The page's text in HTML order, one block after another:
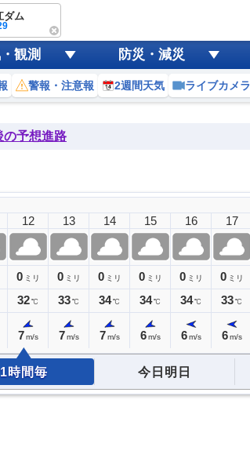
ダム
観測 防災・減災
警報・注意報 2週間天気 ライブカメラ
の予想進路
12
0 ミリ
32℃
7 m/s
13
0 ミリ
33℃
7 m/s
14
0 ミリ
34℃
7 m/s
15
0 ミリ
34℃
6 m/s
16
0 ミリ
34℃
6 m/s
17
0 ミリ
33℃
6 m/s
1時間毎 今日明日